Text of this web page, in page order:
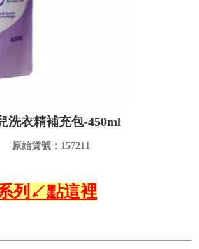
洗衣精補充包-450ml
原始貨號：157211
列↙點這裡